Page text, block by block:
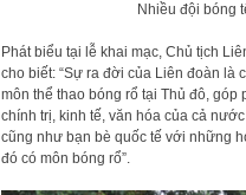
Nhiều đội bóng
Phát biểu tại lễ khai mạc, Chủ tịch
cho biết: “Sự ra đời của Liên đoàn là
môn thể thao bóng rổ tại Thủ đô,
chính trị, kinh tế, văn hóa của cả
cũng như bạn bè quốc tế với những
đó có môn bóng rổ”.